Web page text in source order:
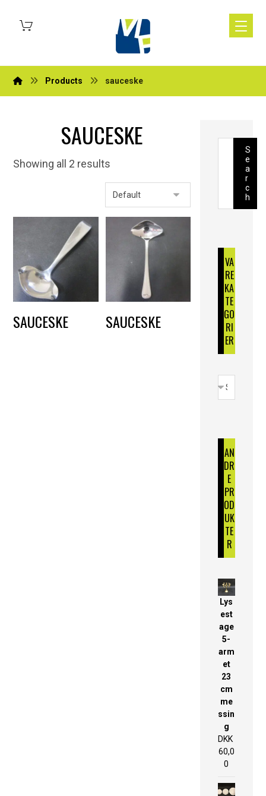
Products sauceske
SAUCESKE
Showing all 2 results
SAUCESKE SAUCESKE
S
e
a
r
c
h
VA
RE
KA
TE
GO
RI
ER
AN
DR
E
PR
OD
UK
TE
R
Lys
est
age
5-
arm
et
23
cm
me
ssin
g
DKK
60,0
0